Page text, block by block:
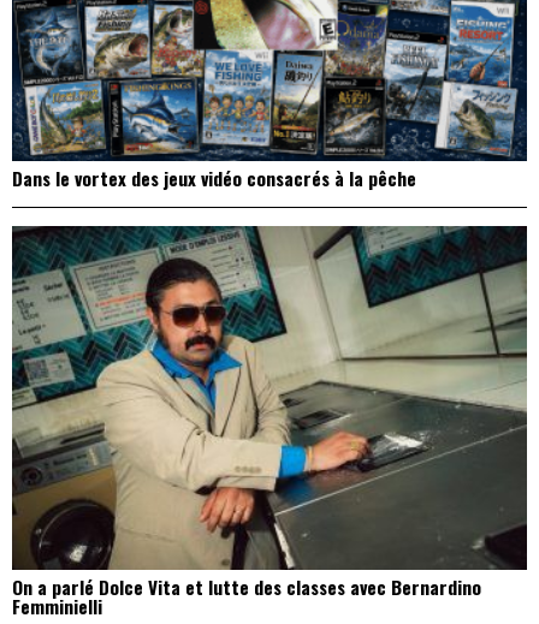
Dans le vortex des jeux vidéo consacrés à la pêche
On a parlé Dolce Vita et lutte des classes avec Bernardino
Femminielli